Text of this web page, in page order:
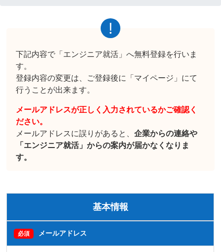
下記内容で「エンジニア就活」へ無料登録を行いま
す。
登録内容の変更は、ご登録後に「マイページ」にて
行うことが出来ます。
メールアドレスが正しく入力されているかご確認く
ださい。
メールアドレスに誤りがあると、企業からの連絡や
「エンジニア就活」からの案内が届かなくなりま
す。
基本情報
必須 メールアドレス